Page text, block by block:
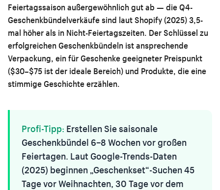
Feiertagssaison außergewöhnlich gut ab — die Q4-
Geschenkbündelverkäufe sind laut Shopify (2025) 3,5-
mal höher als in Nicht-Feiertagszeiten. Der Schlüssel zu
erfolgreichen Geschenkbündeln ist ansprechende
Verpackung, ein für Geschenke geeigneter Preispunkt
($30–$75 ist der ideale Bereich) und Produkte, die eine
stimmige Geschichte erzählen.
Profi-Tipp: Erstellen Sie saisonale
Geschenkbündel 6–8 Wochen vor großen
Feiertagen. Laut Google-Trends-Daten
(2025) beginnen „Geschenkset“-Suchen 45
Tage vor Weihnachten, 30 Tage vor dem